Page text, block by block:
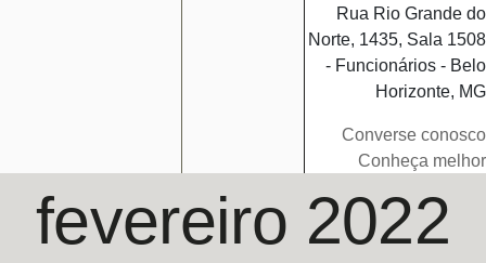
Rua Rio Grande do
Norte, 1435, Sala 1508
- Funcionários - Belo
Horizonte, MG
Converse conosco
Conheça melhor
fevereiro 2022